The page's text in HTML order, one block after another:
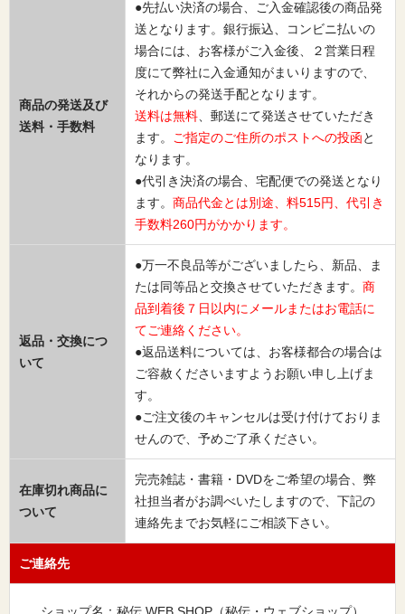
商品の発送及び
送料・手数料
●先払い決済の場合、ご入金確認後の商品発
送となります。銀行振込、コンビニ払いの
場合には、お客様がご入金後、２営業日程
度にて弊社に入金通知がまいりますので、
それからの発送手配となります。
送料は無料 、郵送にて発送させていただき
ます。
ご指定のご住所のポストへの投函と
なります。
●代引き決済の場合、宅配便での発送となり
ます。 商品代金とは別途、料515円、代引き
手数料260円がかかります。
返品・交換につ
いて
●万一不良品等がございましたら、新品、ま
たは同等品と交換させていただきます。 商
品到着後７日以内にメールまたはお電話に
てご連絡ください。
●返品送料については、お客様都合の場合は
ご容赦くださいますようお願い申し上げま
す。
●ご注文後のキャンセルは受け付けておりま
せんので、予めご了承ください。
在庫切れ商品に
ついて
完売雑誌・書籍・DVDをご希望の場合、弊
社担当者がお調べいたしますので、下記の
連絡先までお気軽にご相談下さい。
ご連絡先